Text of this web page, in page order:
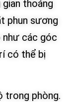
thoáng
phun sương
các góc
có thể bị
trong phòng.